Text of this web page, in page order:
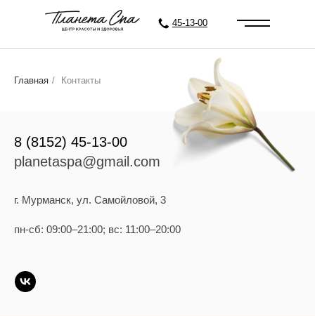
45-13-00
Главная / Контакты
8 (8152) 45-13-00
planetaspa@gmail.com
г. Мурманск, ул. Самойловой, 3
пн-сб: 09:00–21:00; вс: 11:00–20:00